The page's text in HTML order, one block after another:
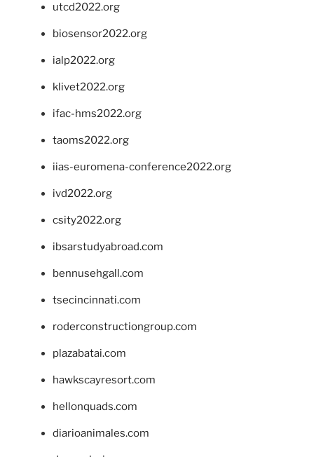
utcd2022.org
biosensor2022.org
ialp2022.org
klivet2022.org
ifac-hms2022.org
taoms2022.org
iias-euromena-conference2022.org
ivd2022.org
csity2022.org
ibsarstudyabroad.com
bennusehgall.com
tsecincinnati.com
roderconstructiongroup.com
plazabatai.com
hawkscayresort.com
hellonquads.com
diarioanimales.com